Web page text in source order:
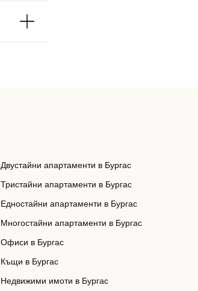
Двустайни апартаменти в Бургас
Тристайни апартаменти в Бургас
Едностайни апартаменти в Бургас
Многостайни апартаменти в Бургас
Офиси в Бургас
Къщи в Бургас
Недвижими имоти в Бургас